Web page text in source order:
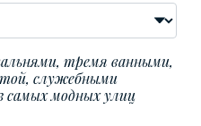
тремя ванными,
служебными
самых модных улиц